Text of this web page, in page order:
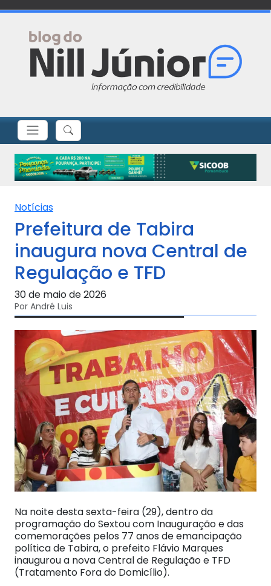
Notícias
Prefeitura de Tabira
inaugura nova Central de
Regulação e TFD
30 de maio de 2026
Por André Luis
Na noite desta sexta-feira (29), dentro da
programação do Sextou com Inauguração e das
comemorações pelos 77 anos de emancipação
política de Tabira, o prefeito Flávio Marques
inaugurou a nova Central de Regulação e TFD
(Tratamento Fora do Domicílio).